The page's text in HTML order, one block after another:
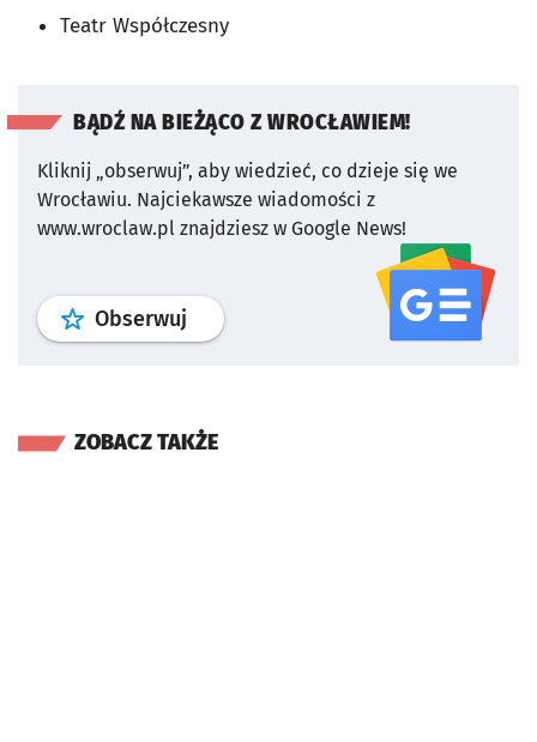
Teatr Współczesny
BĄDŹ NA BIEŻĄCO Z WROCŁAWIEM!
Kliknij „obserwuj”, aby wiedzieć, co dzieje się we
Wrocławiu. Najciekawsze wiadomości z
www.wroclaw.pl znajdziesz w Google News!
Obserwuj profil serwisu
ZOBACZ TAKŻE